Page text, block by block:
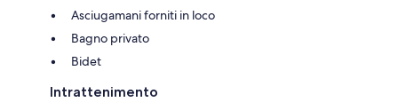
Asciugamani forniti in loco
Bagno privato
Bidet
Intrattenimento